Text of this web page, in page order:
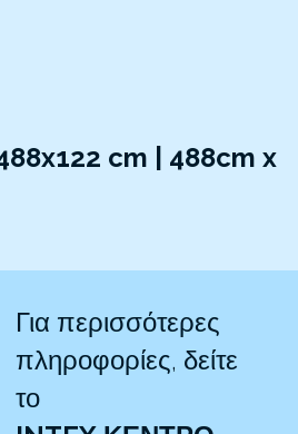
cm | 488cm x
Για περισσότερες
πληροφορίες, δείτε
το